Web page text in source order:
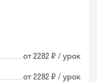
от 2282 ₽ / урок
от 2282 ₽ / урок